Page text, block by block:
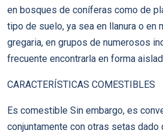
en bosques de coníferas como de
tipo de suelo, ya sea en llanura o en
gregaria, en grupos de numerosos
frecuente encontrarla en forma
CARACTERÍSTICAS COMESTIBLES
Es comestible Sin embargo, es
conjuntamente con otras setas dado